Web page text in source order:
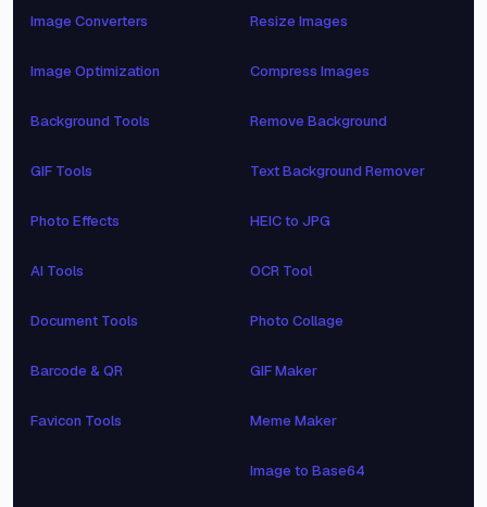
Image Converters
Image Optimization
Background Tools
GIF Tools
Photo Effects
AI Tools
Document Tools
Barcode & QR
Favicon Tools
Resize Images
Compress Images
Remove Background
Text Background Remover
HEIC to JPG
OCR Tool
Photo Collage
GIF Maker
Meme Maker
Image to Base64